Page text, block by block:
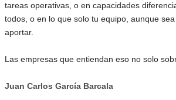
tareas operativas, o en capacidades
todos, o en lo que solo tu equipo, aunque
aportar.
Las empresas que entiendan eso no solo
Juan Carlos García Barcala